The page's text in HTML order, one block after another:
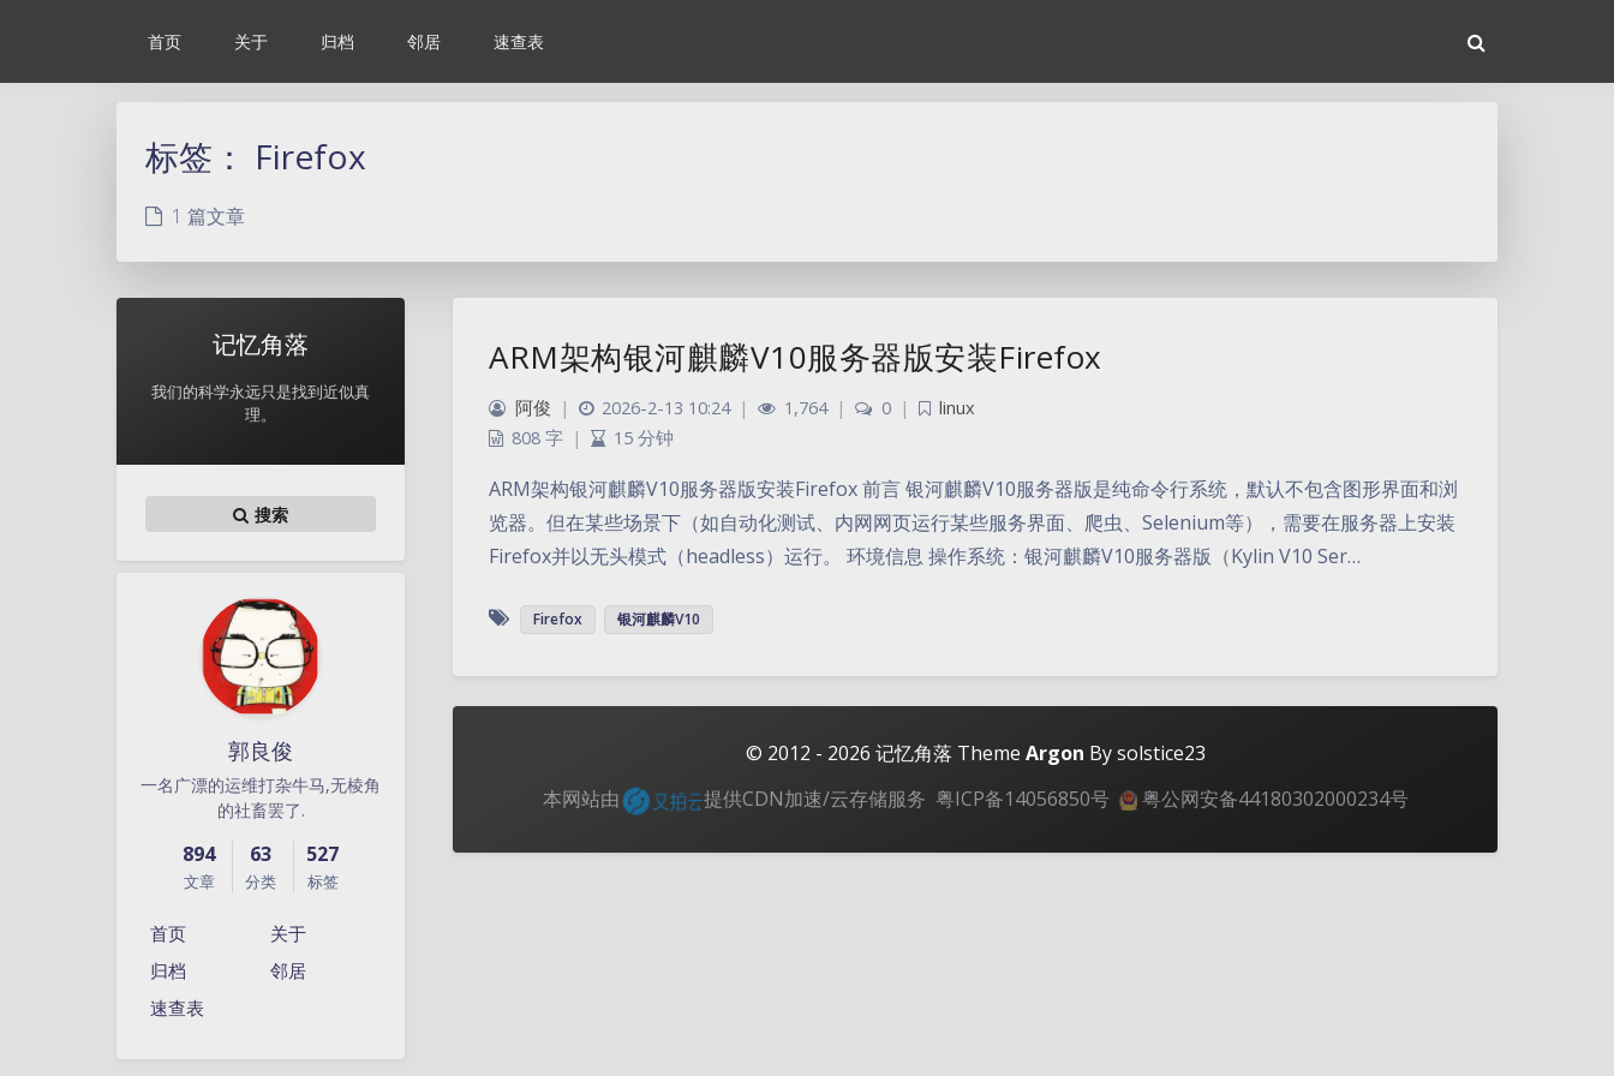
首页 关于 归档 邻居 速查表
标签： Firefox
1 篇文章
记忆角落
我们的科学永远只是找到近似真
理。
搜索
郭良俊
一名广漂的运维打杂牛马,无棱角
的社畜罢了.
894
文章
63
分类
527
标签
首页
关于
归档
邻居
速查表
ARM架构银河麒麟V10服务器版安装Firefox
阿俊 | 2026-2-13 10:24 | 1,764 | 0 |
linux
808 字 | 15 分钟
ARM架构银河麒麟V10服务器版安装Firefox 前言 银河麒麟V10服务器版是纯命令行系统，默认不包含图形界面和浏
览器。但在某些场景下（如自动化测试、内网网页运行某些服务界面、爬虫、Selenium等），需要在服务器上安装
Firefox并以无头模式（headless）运行。 环境信息 操作系统：银河麒麟V10服务器版（Kylin V10 Ser…
Firefox 银河麒麟V10
© 2012 - 2026 记忆角落 Theme Argon By solstice23
本网站由
提供CDN加速/云存储服务 粤ICP备14056850号 粤公网安备44180302000234号